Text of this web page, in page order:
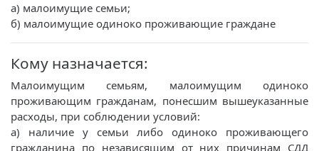
а) малоимущие семьи;
б) малоимущие одиноко проживающие граждане
Кому назначается:
Малоимущим семьям, малоимущим одиноко
проживающим гражданам, понесшим вышеуказанные
расходы, при соблюдении условий:
а) наличие у семьи либо одиноко проживающего
гражданина по независящим от них причинам СДД